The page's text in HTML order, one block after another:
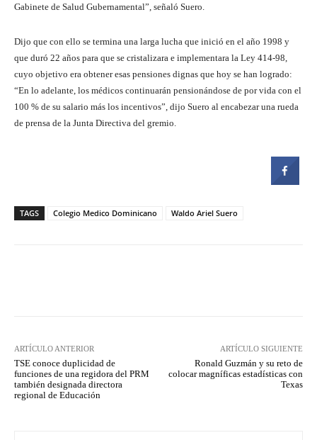
Gabinete de Salud Gubernamental”, señaló Suero.
Dijo que con ello se termina una larga lucha que inició en el año 1998 y
que duró 22 años para que se cristalizara e implementara la Ley 414-98,
cuyo objetivo era obtener esas pensiones dignas que hoy se han logrado:
“En lo adelante, los médicos continuarán pensionándose de por vida con el
100 % de su salario más los incentivos”, dijo Suero al encabezar una rueda
de prensa de la Junta Directiva del gremio.
TAGS Colegio Medico Dominicano Waldo Ariel Suero
ARTÍCULO ANTERIOR
TSE conoce duplicidad de
funciones de una regidora del PRM
también designada directora
regional de Educación
ARTÍCULO SIGUIENTE
Ronald Guzmán y su reto de
colocar magníficas estadísticas con
Texas